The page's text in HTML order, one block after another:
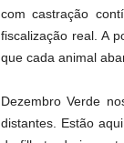
com castração
fiscalização real. A
que cada animal
Dezembro Verde
distantes. Estão